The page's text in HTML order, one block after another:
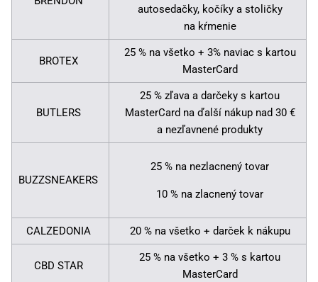
autosedačky, kočíky a stoličky
na kŕmenie
BROTEX
25 % na všetko + 3% naviac s kartou
MasterCard
BUTLERS
25 % zľava a darčeky s kartou
MasterCard na ďalší nákup nad 30 €
a nezľavnené produkty
BUZZSNEAKERS
25 % na nezlacnený tovar
10 % na zlacnený tovar
CALZEDONIA 20 % na všetko + darček k nákupu
CBD STAR
25 % na všetko + 3 % s kartou
MasterCard